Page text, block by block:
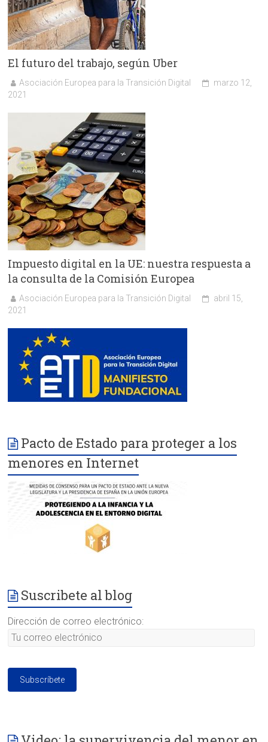
El futuro del trabajo, según Uber
Asociación Europea para la Transición Digital
marzo 12,
2021
Impuesto digital en la UE: nuestra respuesta a
la consulta de la Comisión Europea
Asociación Europea para la Transición Digital
abril 15,
2021
Pacto de Estado para proteger a los
menores en Internet
Suscribete al blog
Dirección de correo electrónico: